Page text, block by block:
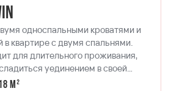
односпальными кроватями и
квартире с двумя спальнями.
для длительного проживания,
уединением в своей
с другом в обеденной зоне!
18 м²